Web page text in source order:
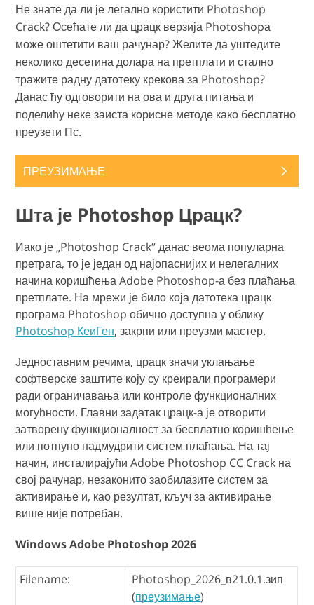
Не знате да ли је легално користити Photoshop
Crack? Осећате ли да црацк верзија Photoshopа
може оштетити ваш рачунар? Желите да уштедите
неколико десетина долара на претплати и стално
тражите радну датотеку крекова за Photoshop?
Данас ћу одговорити на ова и друга питања и
поделићу неке заиста корисне методе како бесплатно
преузети Пс.
ПРЕУЗИМАЊЕ
Шта је Photoshop Црацк?
Иако је „Photoshop Crack“ данас веома популарна
претрага, то је један од најопаснијих и нелегалних
начина коришћења Adobe Photoshop-а без плаћања
претплате. На мрежи је било која датотека црацк
програма Photoshop обично доступна у облику
Photoshop КеиГен, закрпи или преузми мастер.
Једноставним речима, црацк значи уклањање
софтверске заштите коју су креирали програмери
ради ограничавања или контроле функционалних
могућности. Главни задатак црацк-а је отворити
затворену функционалност за бесплатно коришћење
или потпуно надмудрити систем плаћања. На тај
начин, инсталирајући Adobe Photoshop CC Crack на
свој рачунар, незаконито заобилазите систем за
активирање и, као резултат, кључ за активирање
више није потребан.
Windows Adobe Photoshop 2026
Filename:
Photoshop_2026_в21.0.1.зип
(преузимање)